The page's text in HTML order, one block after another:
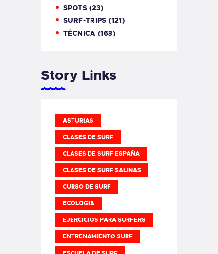
SPOTS(23)
SURF-TRIPS (121)
TÉCNICA (168)
Story Links
ASTURIAS
CLASES DE SURF
CLASES DE SURF ESPAÑA
CLASES DE SURF SALINAS
CURSO DE SURF
ECOLOGIA
EJERCICIOS PARA SURFERS
ENTRENAMIENTO SURF